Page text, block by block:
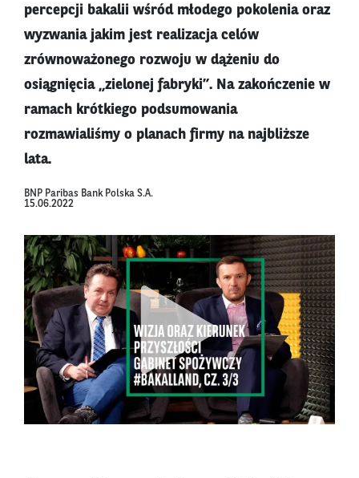
percepcji bakalii wśród młodego pokolenia oraz
wyzwania jakim jest realizacja celów
zrównoważonego rozwoju w dążeniu do
osiągnięcia „zielonej fabryki”. Na zakończenie w
ramach krótkiego podsumowania
rozmawialiśmy o planach firmy na najbliższe
lata.
BNP Paribas Bank Polska S.A.
15.06.2022